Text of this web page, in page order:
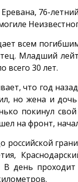
Еревана, 76-
всем
Младший
всего 30 лет.
что год
но жена и
покинул
на фронт,
российской
В день